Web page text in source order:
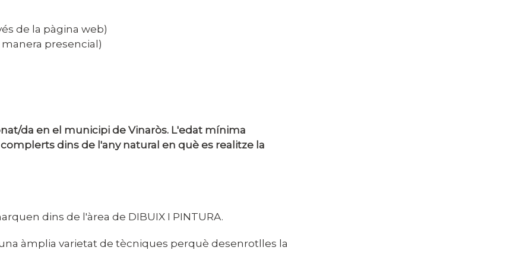
de la pàgina web)
presencial)
da en el municipi de Vinaròs. L'edat mínima
dins de l'any natural en què es realitze la
dins de l'àrea de DIBUIX I PINTURA.
àmplia varietat de tècniques perquè desenrotlles la